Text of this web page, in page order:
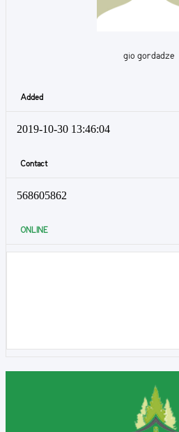
gio gordadze
Added
2019-10-30 13:46:04
Contact
568605862
ONLINE